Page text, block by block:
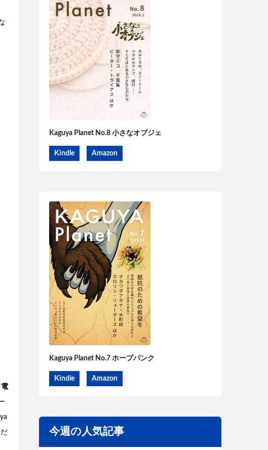
電
Kaguya Planet No.8 小さなオブジェ
Kindle Amazon
Kaguya Planet No.7 ホープパンク
Kindle Amazon
今週の人気記事